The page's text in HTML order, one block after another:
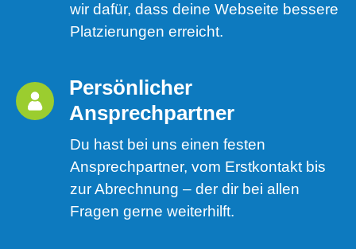
wir dafür, dass deine Webseite bessere
Platzierungen erreicht.
Persönlicher
Ansprechpartner
Du hast bei uns einen festen
Ansprechpartner, vom Erstkontakt bis
zur Abrechnung – der dir bei allen
Fragen gerne weiterhilft.